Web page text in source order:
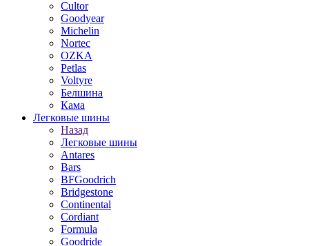
Cultor
Goodyear
Michelin
Nortec
OZKA
Petlas
Voltyre
Белшина
Кама
Легковые шины
Назад
Легковые шины
Antares
Bars
BFGoodrich
Bridgestone
Continental
Cordiant
Formula
Goodride